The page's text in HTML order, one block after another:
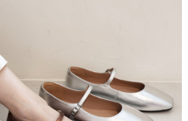
您將收到繳費通知簡訊。
後14天內，點擊此簡訊中的連結，可透過四大超商／
元方式進行付款，方視為交易完成。
成當下不需立刻繳費，但若您需要取消訂單，請聯絡
家同意取消之訂單仍視為有效，需透過AFTEE先享
AFTEE先享後付 」之結帳頁面顯示為準，若有關於
需取消欲退款等相關疑問，請聯繫「AFTEE先享後付
netprotections.freshdesk.com/support/home
含以上)免運費
含以上)免運費
含以上)免運費